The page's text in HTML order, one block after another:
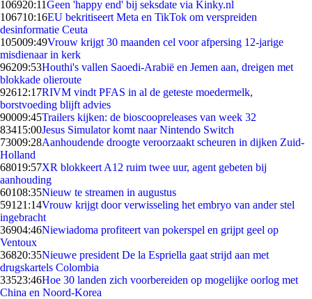
106920:11Geen 'happy end' bij seksdate via Kinky.nl
106710:16EU bekritiseert Meta en TikTok om verspreiden
desinformatie Ceuta
105009:49Vrouw krijgt 30 maanden cel voor afpersing 12-jarige
misdienaar in kerk
96209:53Houthi's vallen Saoedi-Arabië en Jemen aan, dreigen met
blokkade olieroute
92612:17RIVM vindt PFAS in al de geteste moedermelk,
borstvoeding blijft advies
90009:45Trailers kijken: de bioscoopreleases van week 32
83415:00Jesus Simulator komt naar Nintendo Switch
73009:28Aanhoudende droogte veroorzaakt scheuren in dijken Zuid-
Holland
68019:57XR blokkeert A12 ruim twee uur, agent gebeten bij
aanhouding
60108:35Nieuw te streamen in augustus
591 21:14Vrouw krijgt door verwisseling het embryo van ander stel
ingebracht
36904:46Niewiadoma profiteert van pokerspel en grijpt geel op
Ventoux
36820:35Nieuwe president De la Espriella gaat strijd aan met
drugskartels Colombia
33523:46Hoe 30 landen zich voorbereiden op mogelijke oorlog met
China en Noord-Korea